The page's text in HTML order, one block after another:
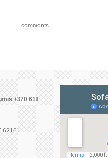
comments
+370 618
62161